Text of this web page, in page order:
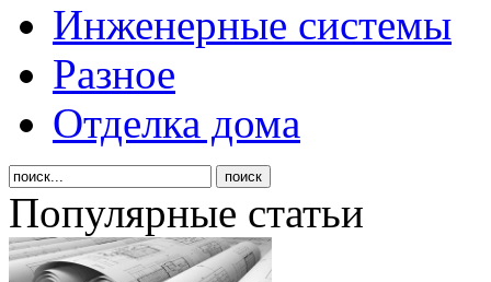
Инженерные системы
Разное
Отделка дома
Популярные статьи